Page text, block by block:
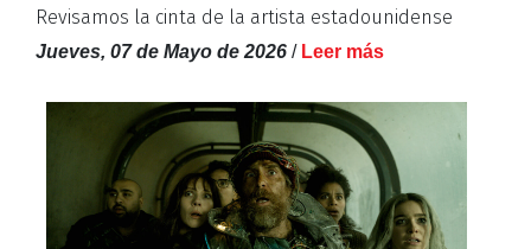
Revisamos la cinta de la artista estadounidense
Jueves, 07 de Mayo de 2026 / Leer más